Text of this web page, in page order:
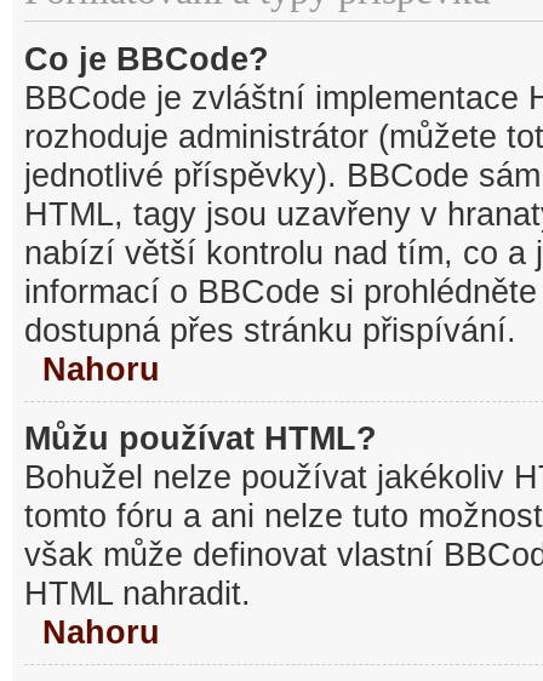
Co je BBCode?
BBCode je zvláštní implementace
rozhoduje administrátor (můžete
jednotlivé příspěvky). BBCode
HTML, tagy jsou uzavřeny v
nabízí větší kontrolu nad tím, co a
informací o BBCode si
dostupná přes stránku přispívání.
Nahoru
Můžu používat HTML?
Bohužel nelze používat jakékoliv
tomto fóru a ani nelze tuto
však může definovat vlastní
HTML nahradit.
Nahoru